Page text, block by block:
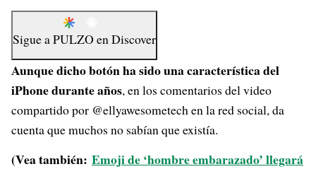
Sigue aPULZO enDiscover
Aunque dicho botón ha sido una característica del
iPhone durante años, en los comentarios del video
compartido por @ellyawesometech en la red social, da
cuenta que muchos no sabían que existía.
(Vea también: Emoji de ‘hombre embarazado’ llegará